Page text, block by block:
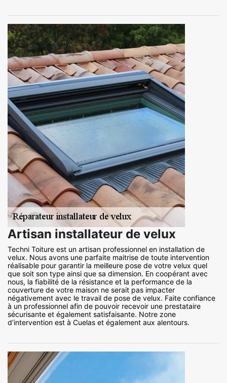
Artisan installateur de velux
Techni Toiture est un artisan professionnel en installation de
velux. Nous avons une parfaite maitrise de toute intervention
réalisable pour garantir la meilleure pose de votre velux quel
que soit son type ainsi que sa dimension. En coopérant avec
nous, la fiabilité de la résistance et la performance de la
couverture de votre maison ne serait pas impacter
négativement avec le travail de pose de velux. Faite confiance
à un professionnel afin de pouvoir recevoir une prestataire
sécurisante et également satisfaisante. Notre zone
d’intervention est à Cuelas et également aux alentours.